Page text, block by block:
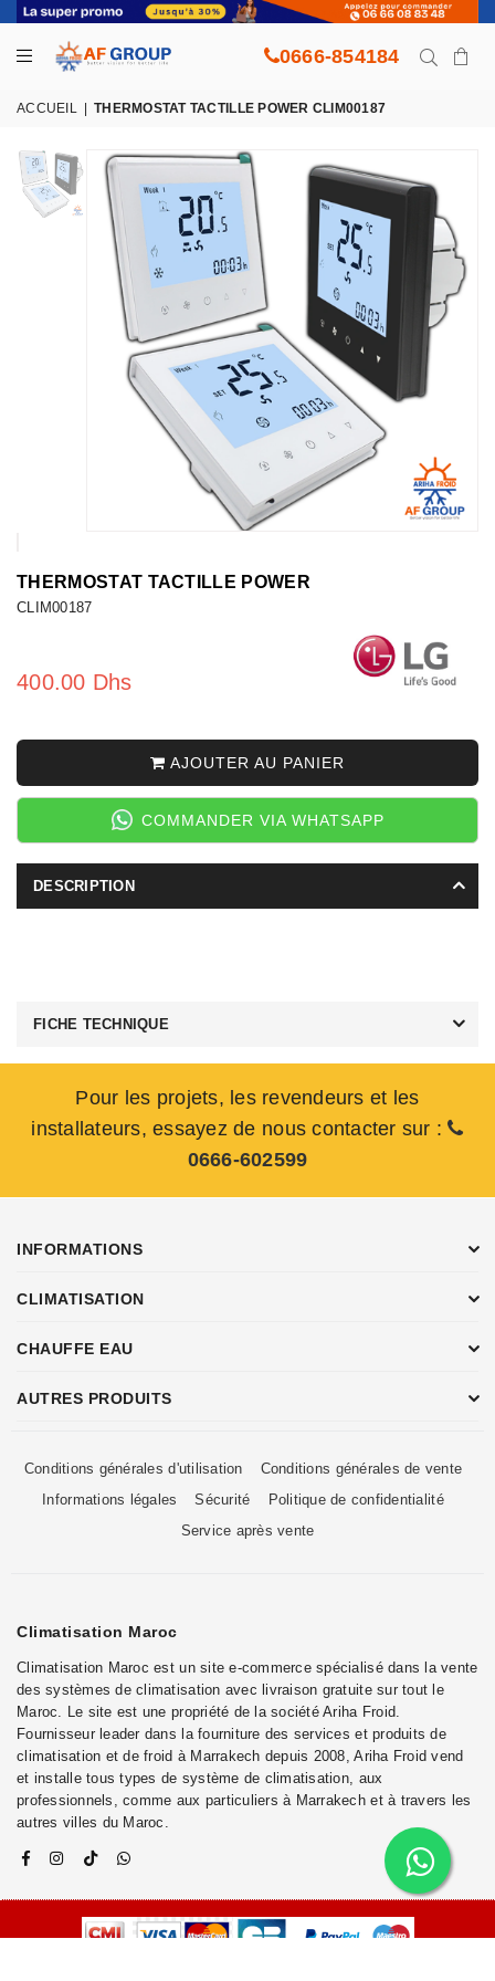
0666-854184
ACCUEIL THERMOSTAT TACTILLE POWER CLIM00187
THERMOSTAT TACTILLE POWER
CLIM00187
400.00 Dhs
AJOUTER AU PANIER
COMMANDER VIA WHATSAPP
DESCRIPTION
FICHE TECHNIQUE
Pour les projets, les revendeurs et les
installateurs, essayez de nous contacter sur :
0666-602599
INFORMATIONS
CLIMATISATION
CHAUFFE EAU
AUTRES PRODUITS
Conditions générales d'utilisation
Conditions générales de vente
Informations légales
Sécurité
Politique de confidentialité
Service après vente
Climatisation Maroc
Climatisation Maroc est un site e-commerce spécialisé dans la vente
des systèmes de climatisation avec livraison gratuite sur tout le
Maroc. Le site est une propriété de la société Ariha Froid.
Fournisseur leader dans la fourniture des services et produits de
climatisation et de froid à Marrakech depuis 2008, Ariha Froid vend
et installe tous types de système de climatisation, aux
professionnels, comme aux particuliers à Marrakech et à travers les
autres villes du Maroc.